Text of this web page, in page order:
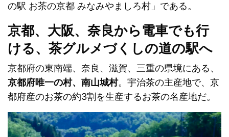
の駅 お茶の京都 みなみやましろ村」である。
京都、大阪、奈良から電車でも行
ける、茶グルメづくしの道の駅へ
京都府の東南端、奈良、滋賀、三重の県境にある、
京都府唯一の村、南山城村。宇治茶の主産地で、京
都府産のお茶の約3割を生産するお茶の名産地だ。